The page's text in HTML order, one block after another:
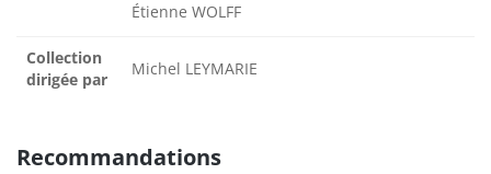
Étienne WOLFF
Collection
dirigée par
Michel LEYMARIE
Recommandations